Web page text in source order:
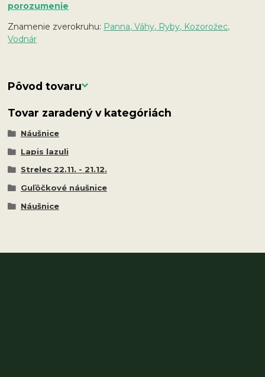
porozumenie
Znamenie zverokruhu: Panna, Váhy, Ryby, Kozorožec,
Vodnár
Pôvod tovaru
Tovar zaradený v kategóriách
Náušnice
Lapis lazuli
Strelec 22.11. - 21.12.
Guľôčkové náušnice
Náušnice